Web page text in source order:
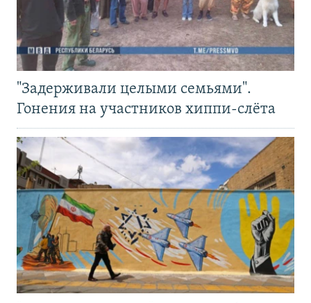
"Задерживали целыми семьями".
Гонения на участников хиппи-слёта